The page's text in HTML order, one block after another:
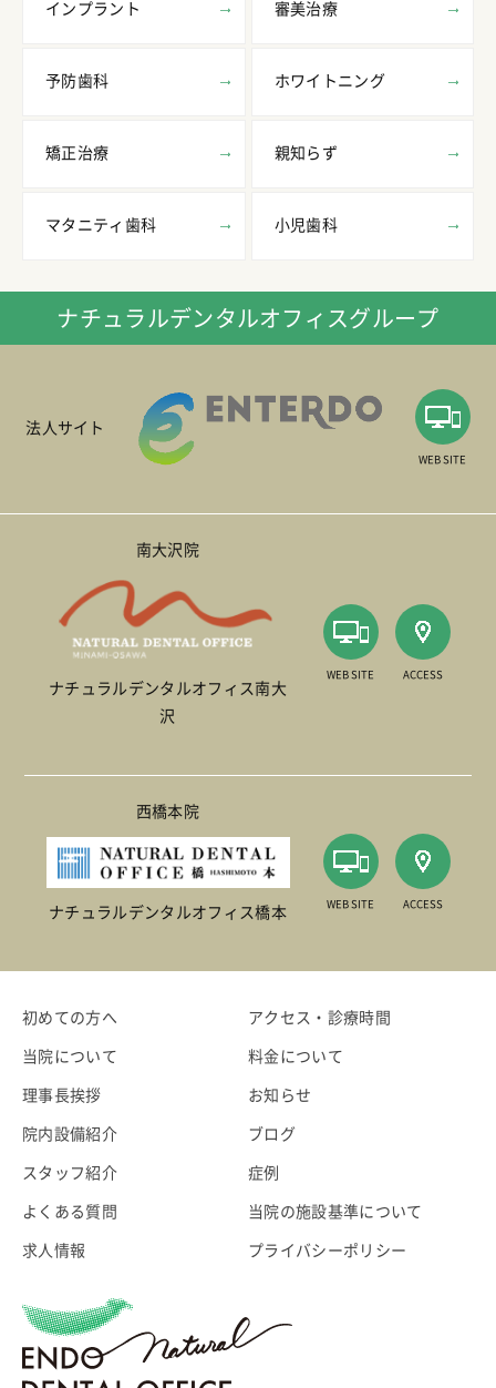
インプラント 審美治療
予防歯科 ホワイトニング
矯正治療 親知らず
マタニティ歯科 小児歯科
ナチュラルデンタルオフィスグループ
法人サイト
WEB SITE
南大沢院
ナチュラルデンタルオフィス南大
沢
WEB SITE ACCESS
西橋本院
ナチュラルデンタルオフィス橋本
WEB SITE ACCESS
初めての方へ
当院について
理事長挨拶
院内設備紹介
スタッフ紹介
よくある質問
求人情報
アクセス・診療時間
料金について
お知らせ
ブログ
症例
当院の施設基準について
プライバシーポリシー